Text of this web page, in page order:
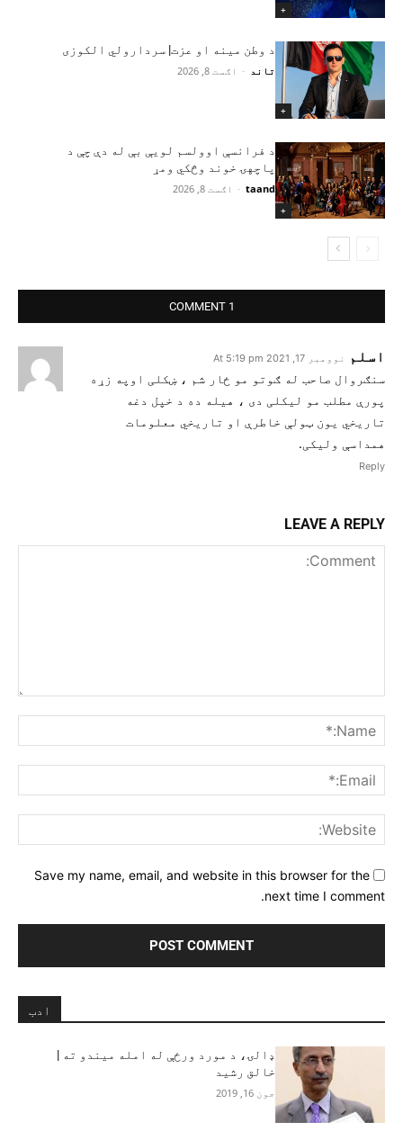
+
+
د وطن مینه او عزت| سردارولي الکوزی
تاند - اګست 8, 2026
+
د فرانسې اوولسم لویې بې له دې چې د
پاچهۍ خوند وڅکي ومړ
taand
- اګست 8, 2026
1 COMMENT
اسلم نوومبر 17, 2021 At 5:19 pm
سنګروال صاحب له ګوتو مو ځار شم ، ښکلی اوپه زړه
پورې مطلب مو لیکلی دی ، هیله ده د خپل دغه
تاریخي یون ټولې خاطرې او تاریخي معلومات
همداسې ولیکی.
Reply
LEAVE A REPLY
Save my name, email, and website in this browser for the
next time I comment.
ادب
ډالۍ، د مورد ورځې له امله میندو ته |
خالق رشید
جون 16, 2019